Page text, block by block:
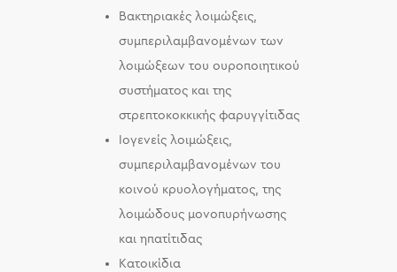
Βακτηριακές λοιμώξεις,
συμπεριλαμβανομένων των
λοιμώξεων του ουροποιητικού
συστήματος και της
στρεπτοκοκκικής φαρυγγίτιδας
Ιογενείς λοιμώξεις,
συμπεριλαμβανομένων του
κοινού κρυολογήματος, της
λοιμώδους μονοπυρήνωσης
και ηπατίτιδας
Κατοικίδια